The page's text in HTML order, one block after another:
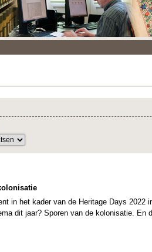
in het kader van de Heritage Days 2022
dit jaar? Sporen van de kolonisatie. En